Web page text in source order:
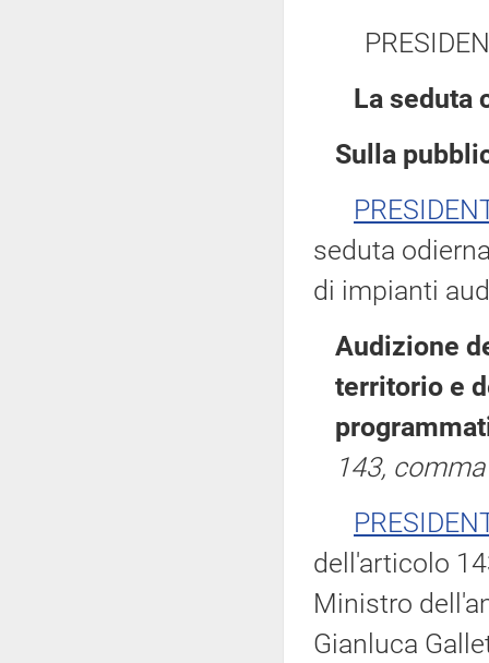
La seduta
Sulla
seduta
di impianti
Audizione
territorio e
143,
dell'articolo
Ministro
Gianluca